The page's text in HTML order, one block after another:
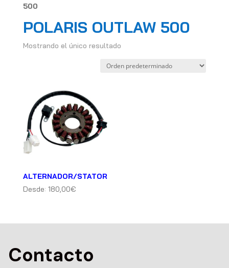
500
POLARIS OUTLAW 500
Mostrando el único resultado
ALTERNADOR/STATOR
Desde: 180,00€
Contacto